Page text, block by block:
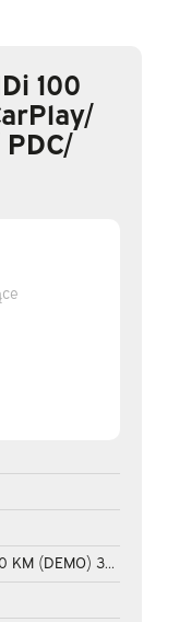
100
KM (DEMO) 3
Seatverw./